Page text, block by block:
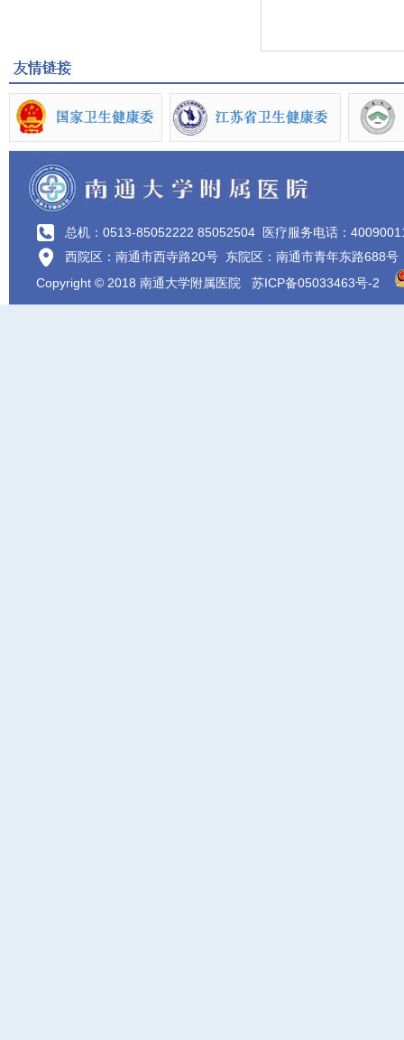
总机：0513-85052222 85052504 医疗服务电话：
西院区：南通市西寺路20号 东院区：南通市青年东路688号
Copyright © 2018 南通大学附属医院 苏ICP备05033463号-2